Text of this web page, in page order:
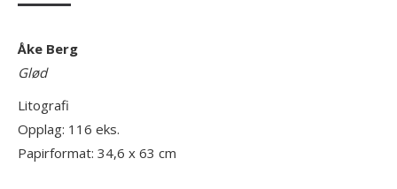
Åke Berg
Glød
Litografi
Opplag: 116 eks.
Papirformat: 34,6 x 63 cm